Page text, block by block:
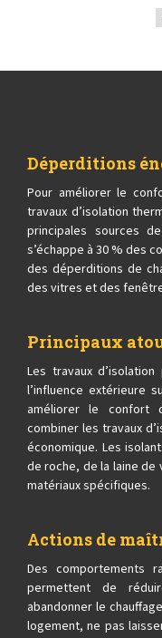
Déperditions
Pour améliorer le
travaux d’isolation
principales sources
s’échappe à 30 % des
des déperditions de
des vitres et des
Principaux
Les travaux
l’influence extérieure
améliorer le confort
combiner les travaux
économique. Les
de roche, de la laine de
matériaux spécifiques.
Actions de
Des comportements
permettent de
abandonner le
logement, ne pas